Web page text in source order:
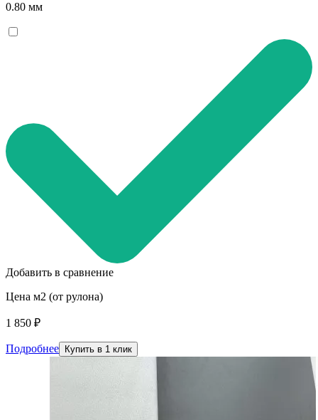
0.80 мм
Добавить в сравнение
Цена м2 (от рулона)
1 850 ₽
Подробнее Купить в 1 клик